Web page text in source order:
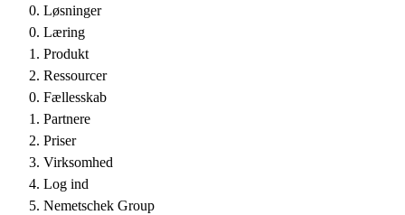
Løsninger
Læring
Produkt
Ressourcer
Fællesskab
Partnere
Priser
Virksomhed
Log ind
Nemetschek Group